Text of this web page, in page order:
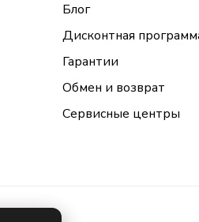
Блог
Дисконтная
Гарантии
Обмен и возврат
Сервисные центры